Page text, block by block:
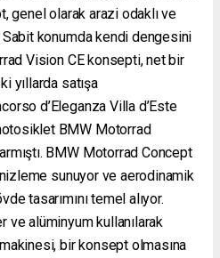
genel olarak arazi odaklı ve
konumda kendi dengesini
Vision CE konsepti, net bir
yıllarda satışa
d’Eleganza Villa d’Este
BMW Motorrad
BMW Motorrad Concept
sunuyor ve aerodinamik
tasarımını temel alıyor.
ve alüminyum kullanılarak
bir konsept olmasına